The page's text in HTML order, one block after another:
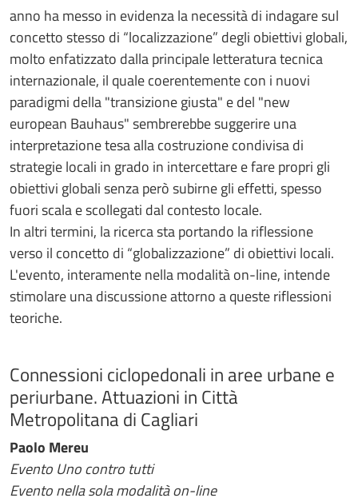
anno ha messo in evidenza la necessità di indagare sul
concetto stesso di “localizzazione” degli obiettivi globali,
molto enfatizzato dalla principale letteratura tecnica
internazionale, il quale coerentemente con i nuovi
paradigmi della "transizione giusta" e del "new
european Bauhaus" sembrerebbe suggerire una
interpretazione tesa alla costruzione condivisa di
strategie locali in grado in intercettare e fare propri gli
obiettivi globali senza però subirne gli effetti, spesso
fuori scala e scollegati dal contesto locale.
In altri termini, la ricerca sta portando la riflessione
verso il concetto di “globalizzazione” di obiettivi locali.
L'evento, interamente nella modalità on-line, intende
stimolare una discussione attorno a queste riflessioni
teoriche.
Connessioni ciclopedonali in aree urbane e
periurbane. Attuazioni in Città
Metropolitana di Cagliari
Paolo Mereu
Evento Uno contro tutti
Evento nella sola modalità on-line